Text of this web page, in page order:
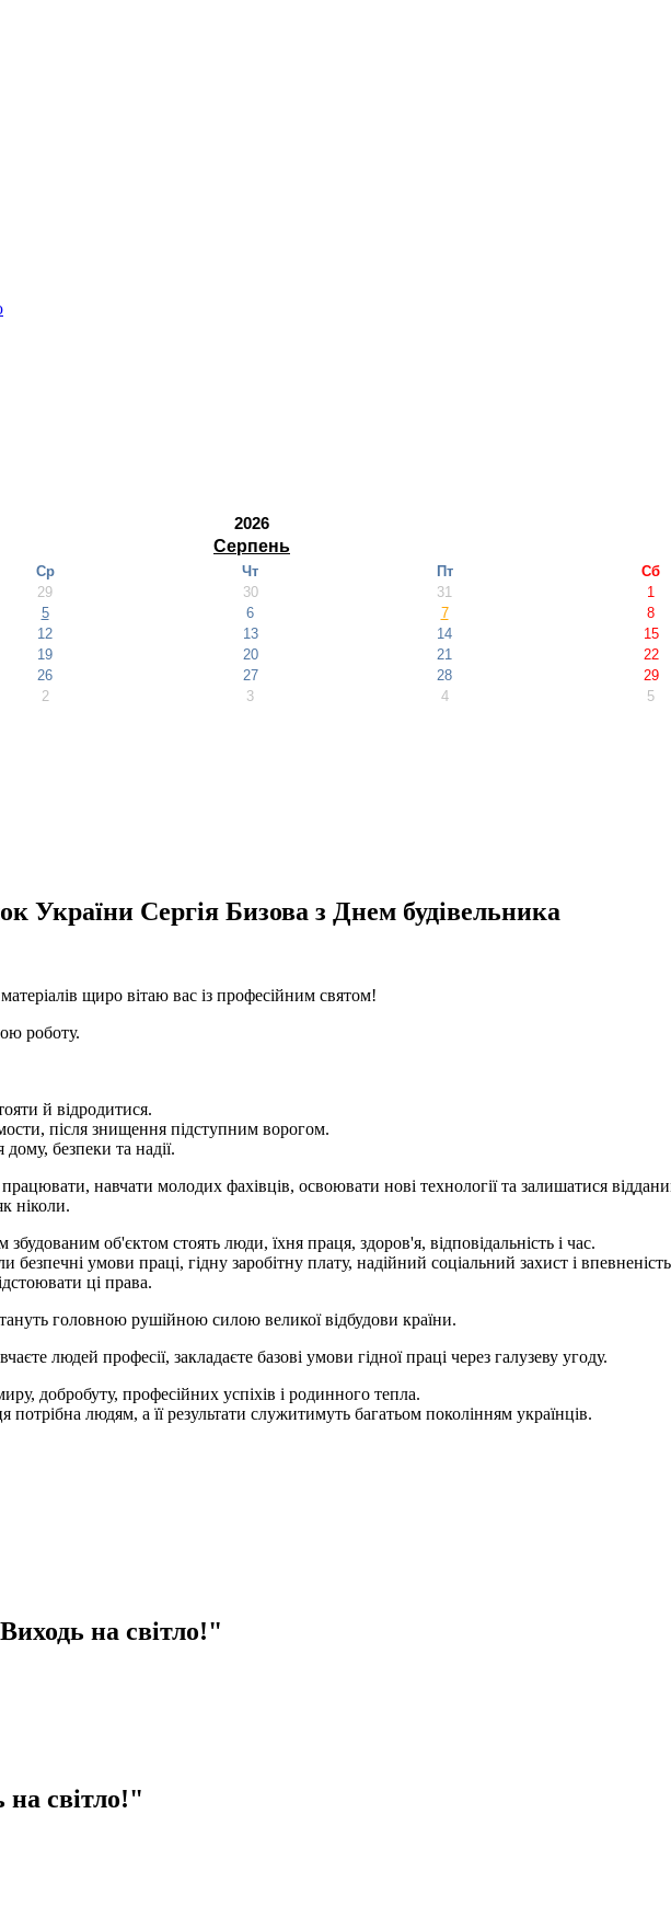
2026
Серпень
Ср Чт Пт Сб
29 30 31 1
5 6 7 8
12 13 14 15
19 20 21 22
26 27 28 29
2 3 4 5
України Сергія Бизова з Днем будівельника
щиро вітаю вас із професійним святом!
роботу.
й відродитися.
після знищення підступним ворогом.
безпеки та надії.
навчати молодих фахівців, освоювати нові технології та залишатися
ніколи.
об'єктом стоять люди, їхня праця, здоров'я, відповідальність і час.
умови праці, гідну заробітну плату, надійний соціальний захист і
ці права.
головною рушійною силою великої відбудови країни.
людей професії, закладаєте базові умови гідної праці через галузеву угоду.
добробуту, професійних успіхів і родинного тепла.
людям, а її результати служитимуть багатьом поколінням українців.
на світло!"
світло!"